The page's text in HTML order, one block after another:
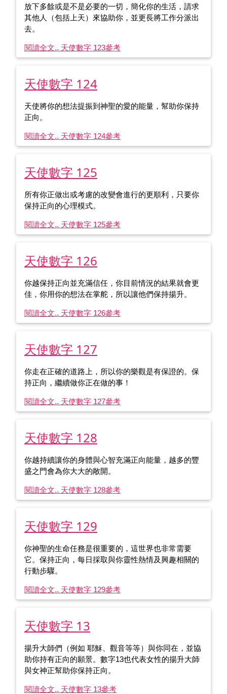
放下多餘或是不是必要的一切，簡化你的生活，請求
其他人（包括上天）來協助你，並更長將工作分派出
去。
閱讀全文.. 天使數字 123參考
天使數字 124
天使將你的想法提振到神聖的愛的能量，幫助你保持
正向。
閱讀全文.. 天使數字 124參考
天使數字 125
所有你正做出或考慮的改變會進行的更順利，只要你
保持正向的心理模式。
閱讀全文.. 天使數字 125參考
天使數字 126
你越保持正向並充滿信任，你目前情況的結果就會更
佳，你用你的想法在掌舵，所以讓他們保持揚升。
閱讀全文.. 天使數字 126參考
天使數字 127
你走在正確的道路上，所以你的樂觀是有保證的。保
持正向，繼續做你正在做的事！
閱讀全文.. 天使數字 127參考
天使數字 128
你越持續讓你的身體與心智充滿正向能量，越多的豐
盛之門會為你大大的敞開。
閱讀全文.. 天使數字 128參考
天使數字 129
你神聖的生命任務是很重要的，這世界也非常需要
它。保持正向，每日採取與你靈性熱情及興趣相關的
行動步驟。
閱讀全文.. 天使數字 129參考
天使數字 13
揚升大師們（例如 耶穌、觀音等等）與你同在，並協
助你持有正向的願景。數字13也代表女性的揚升大師
與女神正幫助你保持正向。
閱讀全文.. 天使數字 13參考